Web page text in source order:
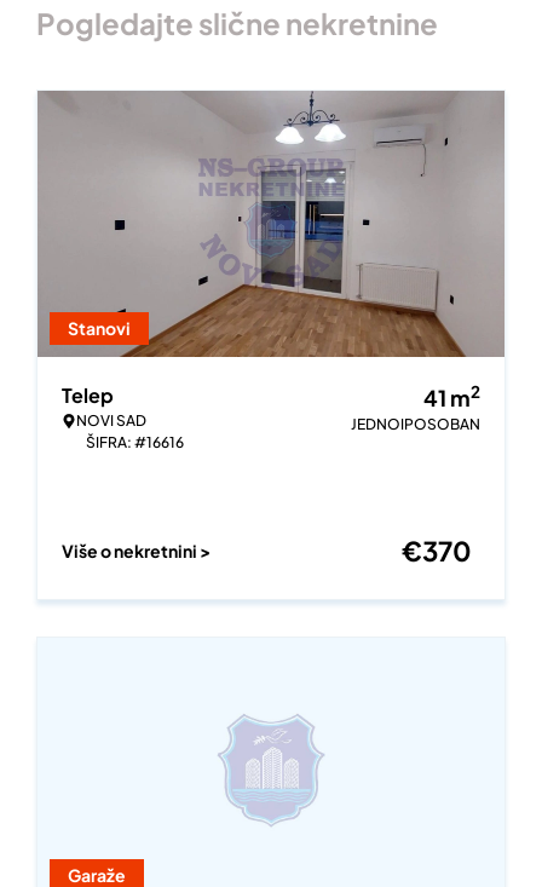
Pogledajte slične nekretnine
Stanovi
Telep
NOVI SAD
ŠIFRA: #16616
41 m2
JEDNOIPOSOBAN
Više o nekretnini > €370
Garaže